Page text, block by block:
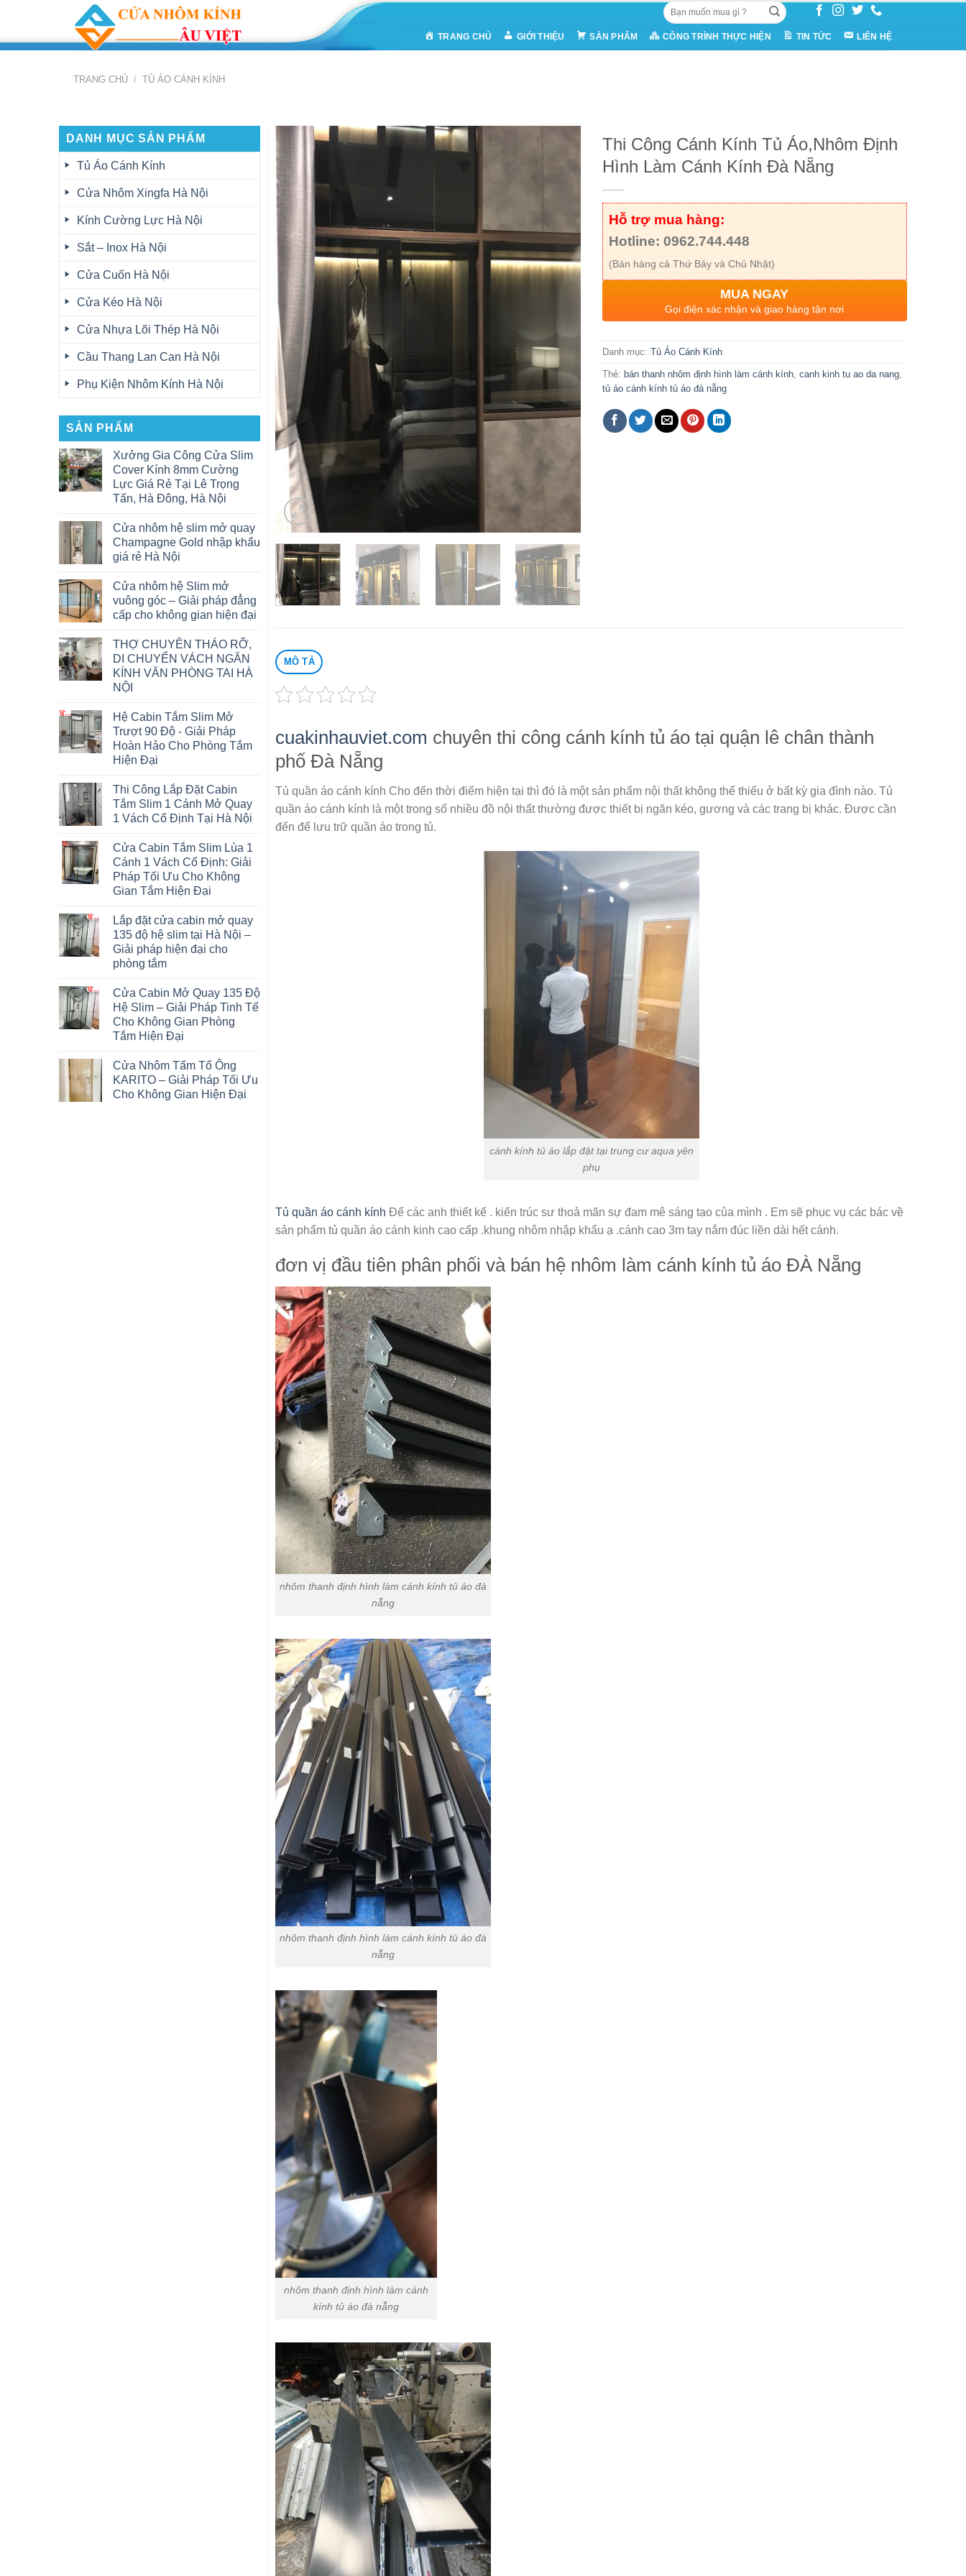
content
Tìm
kiếm:
TRANG CHỦ GIỚI THIỆU SẢN PHẨM CÔNG TRÌNH THỰC HIỆN TIN TỨC LIÊN HỆ
TRANG CHỦ / TỦ ÁO CÁNH KÍNH
DANH MỤC SẢN PHẨM
Tủ Áo Cánh Kính
Cửa Nhôm Xingfa Hà Nội
Kính Cường Lực Hà Nội
Sắt – Inox Hà Nội
Cửa Cuốn Hà Nội
Cửa Kéo Hà Nội
Cửa Nhựa Lõi Thép Hà Nội
Cầu Thang Lan Can Hà Nội
Phụ Kiện Nhôm Kính Hà Nội
SẢN PHẨM
Xưởng Gia Công Cửa Slim
Cover Kính 8mm Cường
Lực Giá Rẻ Tại Lê Trọng
Tấn, Hà Đông, Hà Nội
Cửa nhôm hệ slim mở quay
Champagne Gold nhập khẩu
giá rẻ Hà Nội
Cửa nhôm hệ Slim mở
vuông góc – Giải pháp đẳng
cấp cho không gian hiện đại
THỢ CHUYÊN THÁO RỠ,
DI CHUYỂN VÁCH NGĂN
KÍNH VĂN PHÒNG TAI HÀ
NỘI
Hệ Cabin Tắm Slim Mở
Trượt 90 Độ - Giải Pháp
Hoàn Hảo Cho Phòng Tắm
Hiện Đại
Thi Công Lắp Đặt Cabin
Tắm Slim 1 Cánh Mở Quay
1 Vách Cố Định Tại Hà Nội
Cửa Cabin Tắm Slim Lùa 1
Cánh 1 Vách Cố Định: Giải
Pháp Tối Ưu Cho Không
Gian Tắm Hiện Đại
Lắp đặt cửa cabin mở quay
135 độ hệ slim tại Hà Nội –
Giải pháp hiện đại cho
phòng tắm
Cửa Cabin Mở Quay 135 Độ
Hệ Slim – Giải Pháp Tinh Tế
Cho Không Gian Phòng
Tắm Hiện Đại
Cửa Nhôm Tấm Tổ Ông
KARITO – Giải Pháp Tối Ưu
Cho Không Gian Hiện Đại
Thi Công Cánh Kính Tủ Áo,Nhôm Định
Hình Làm Cánh Kính Đà Nẵng
Hỗ trợ mua hàng:
Hotline: 0962.744.448
(Bán hàng cả Thứ Bảy và Chủ Nhật)
MUA NGAY
Gọi điện xác nhận và giao hàng tận nơi
Danh mục: Tủ Áo Cánh Kính
Thẻ: bán thanh nhôm định hình làm cánh kính, canh kinh tu ao da nang,
tủ áo cánh kính tủ áo đà nẵng
MÔ TẢ
cuakinhauviet.com chuyên thi công cánh kính tủ áo tại quận lê chân thành
phố Đà Nẵng
Tủ quần áo cánh kính Cho đến thời điểm hiện tại thì đó là một sản phẩm nội thất không thể thiếu ở bất kỳ gia đình nào. Tủ
quần áo cánh kính là một trong số nhiều đồ nội thất thường được thiết bị ngăn kéo, gương và các trang bị khác. Được cần
đến để lưu trữ quần áo trong tủ.
cánh kính tủ áo lắp đặt tại trung cư aqua yên
phụ
Tủ quần áo cánh kính Để các anh thiết kế . kiến trúc sư thoả mãn sự đam mê sáng tạo của mình . Em sẽ phục vụ các bác về
sản phẩm tủ quần áo cánh kinh cao cấp .khung nhôm nhập khẩu ạ .cánh cao 3m tay nắm đúc liền dài hết cánh.
đơn vị đầu tiên phân phối và bán hệ nhôm làm cánh kính tủ áo ĐÀ Nẵng
nhôm thanh định hình làm cánh kính tủ áo đà
nẵng
nhôm thanh định hình làm cánh kính tủ áo đà
nẵng
nhôm thanh định hình làm cánh
kính tủ áo đà nẵng